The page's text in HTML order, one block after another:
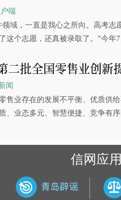
端
域，一直是我心之所向。高考志
这个志愿，还真被录取了。”今年
二批全国零售业创新
闻
售业存在的发展不平衡、优质供
、业态多元、智慧便捷、竞争有序
信网应用